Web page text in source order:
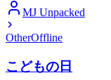
MJ Unpacked
OtherOffline
こどもの日